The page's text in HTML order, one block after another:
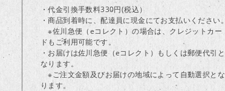
・代金引換手数料330円(税込）
・商品到着時に、配達員に現金にてお支払いください。
※佐川急便（eコレクト）の場合は、クレジットカー
ドもご利用可能です。
・お届けは佐川急便（eコレクト）もしくは郵便代引と
なります。
※ご注文金額及びお届けの地域によって自動選択とな
ります。